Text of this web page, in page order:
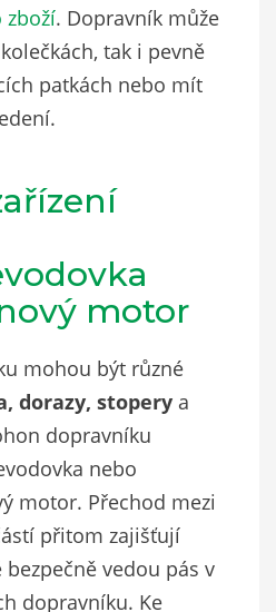
zboží. Dopravník může
tak i pevně
patkách nebo mít
motor
mohou být různé
dorazy, stopery a
dopravníku
nebo
motor. Přechod mezi
přitom zajišťují
vedou pás v
dopravníku. Ke